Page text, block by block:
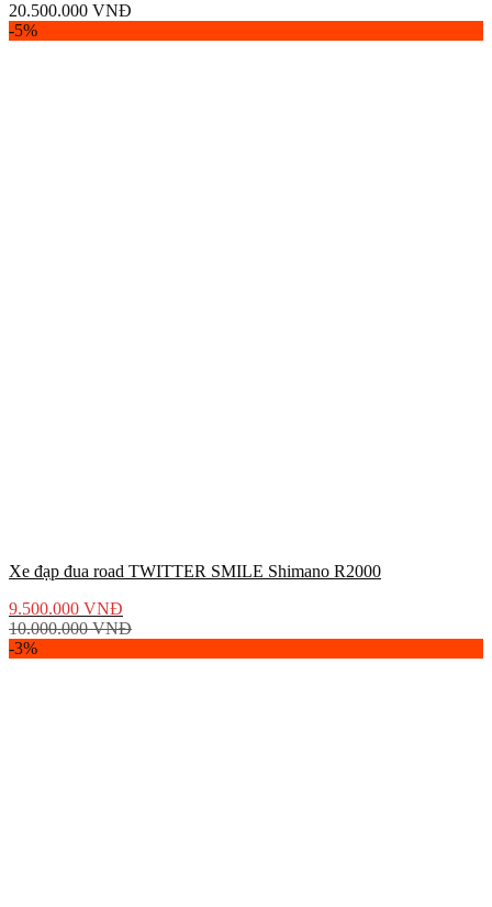
20.500.000 VNĐ
-5%
Xe đạp đua road TWITTER SMILE Shimano R2000
9.500.000 VNĐ
10.000.000VNĐ
-3%